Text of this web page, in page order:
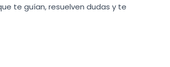
te guían, resuelven dudas y te